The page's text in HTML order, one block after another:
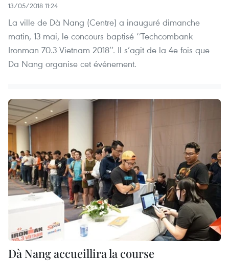
13/05/2018 11:24
La ville de Dà Nang (Centre) a inauguré dimanche
matin, 13 mai, le concours baptisé ‘’Techcombank
Ironman 70.3 Vietnam 2018’’. Il s’agit de la 4e fois que
Da Nang organise cet événement.
Dà Nang accueillira la course